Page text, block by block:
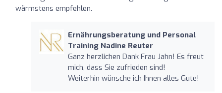
wärmstens empfehlen.
Ernährungsberatung und Personal
Training Nadine Reuter
Ganz herzlichen Dank Frau Jahn! Es freut
mich, dass Sie zufrieden sind!
Weiterhin wünsche ich Ihnen alles Gute!